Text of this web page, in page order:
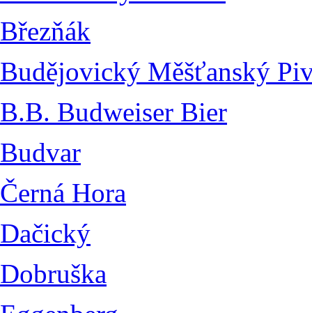
Březňák
Budějovický Měšťanský
B.B. Budweiser Bier
Budvar
Černá Hora
Dačický
Dobruška